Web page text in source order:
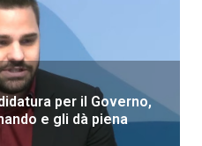
per il Governo,
e gli dà piena